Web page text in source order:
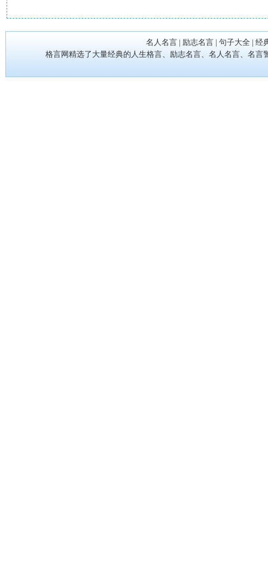
名人名言 | 励志名言 | 句子大全 | 经
格言网精选了大量经典的人生格言、励志名言、名人名言、名